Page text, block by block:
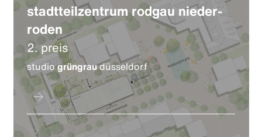
stadtteilzentrum rodgau nieder-
roden
2. preis
studiogrüngraudüsseldorf